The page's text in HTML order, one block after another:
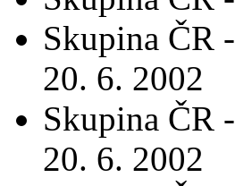
Skupina ČR -
20. 6. 2002
Skupina ČR -
20. 6. 2002